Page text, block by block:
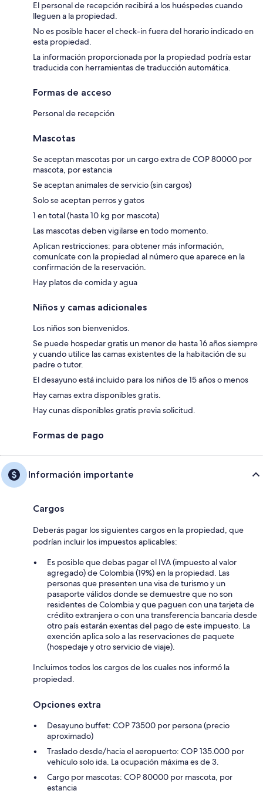
El personal de recepción recibirá a los huéspedes cuando
lleguen a la propiedad.
No es posible hacer el check-in fuera del horario indicado en
esta propiedad.
La información proporcionada por la propiedad podría estar
traducida con herramientas de traducción automática.
Formas de acceso
Personal de recepción
Mascotas
Se aceptan mascotas por un cargo extra de COP 80000 por
mascota, por estancia
Se aceptan animales de servicio (sin cargos)
Solo se aceptan perros y gatos
1 en total (hasta 10 kg por mascota)
Las mascotas deben vigilarse en todo momento.
Aplican restricciones: para obtener más información,
comunícate con la propiedad al número que aparece en la
confirmación de la reservación.
Hay platos de comida y agua
Niños y camas adicionales
Los niños son bienvenidos.
Se puede hospedar gratis un menor de hasta 16 años siempre
y cuando utilice las camas existentes de la habitación de su
padre o tutor.
El desayuno está incluido para los niños de 15 años o menos
Hay camas extra disponibles gratis.
Hay cunas disponibles gratis previa solicitud.
Formas de pago
Información importante
Cargos
Deberás pagar los siguientes cargos en la propiedad, que
podrían incluir los impuestos aplicables:
Es posible que debas pagar el IVA (impuesto al valor
agregado) de Colombia (19%) en la propiedad. Las
personas que presenten una visa de turismo y un
pasaporte válidos donde se demuestre que no son
residentes de Colombia y que paguen con una tarjeta de
crédito extranjera o con una transferencia bancaria desde
otro país estarán exentas del pago de este impuesto. La
exención aplica solo a las reservaciones de paquete
(hospedaje y otro servicio de viaje).
Incluimos todos los cargos de los cuales nos informó la
propiedad.
Opciones extra
Desayuno buffet: COP 73500 por persona (precio
aproximado)
Traslado desde/hacia el aeropuerto: COP 135.000 por
vehículo solo ida. La ocupación máxima es de 3.
Cargo por mascotas: COP 80000 por mascota, por
estancia